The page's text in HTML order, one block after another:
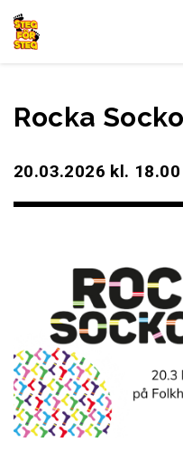
Gå till innehållet
Rocka
20.03.2026 kl.